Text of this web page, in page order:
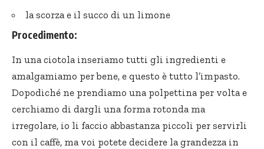
la scorza e il succo di un limone
Procedimento:
In una ciotola inseriamo tutti gli ingredienti e
amalgamiamo per bene, e questo è tutto l’impasto.
Dopodiché ne prendiamo una polpettina per volta e
cerchiamo di dargli una forma rotonda ma
irregolare, io li faccio abbastanza piccoli per servirli
con il caffè, ma voi potete decidere la grandezza in